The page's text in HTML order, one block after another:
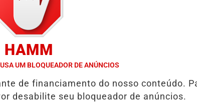
/ PUBLICIDADES LEGAIS
REFORMA TRIBUTÁRIA MUDA COBRANÇA DE
HAMM
UM BLOQUEADOR DE ANÚNCIOS
de financiamento do nosso conteúdo.
desabilite seu bloqueador de anúncios.